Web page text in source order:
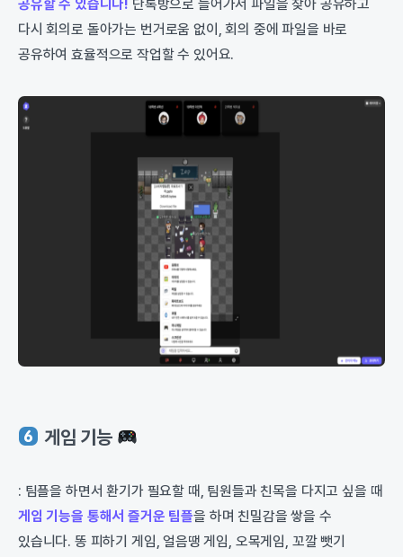
공유할 수 있습니다! 단톡방으로 들어가서 파일을 찾아 공유하고
다시 회의로 돌아가는 번거로움 없이, 회의 중에 파일을 바로
공유하여 효율적으로 작업할 수 있어요.
게임 기능
: 팀플을 하면서 환기가 필요할 때, 팀원들과 친목을 다지고 싶을 때
게임 기능을 통해서 즐거운 팀플을 하며 친밀감을 쌓을 수
있습니다. 똥 피하기 게임, 얼음땡 게임, 오목게임, 꼬깔 뺏기